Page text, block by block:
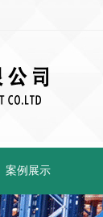
案例展示